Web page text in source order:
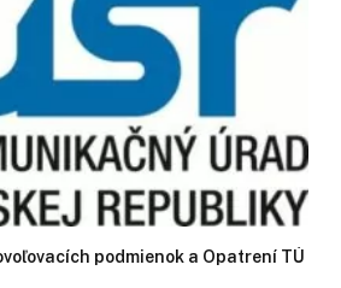
podmienok a Opatrení TÚ